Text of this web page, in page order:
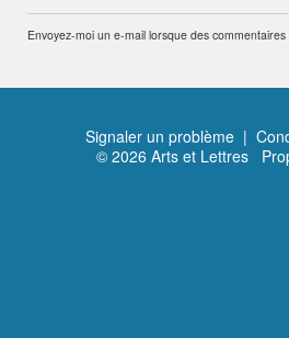
Envoyez-moi un e-mail lorsque des commentaires
Signaler un problème |
© 2026 Arts et Lettres